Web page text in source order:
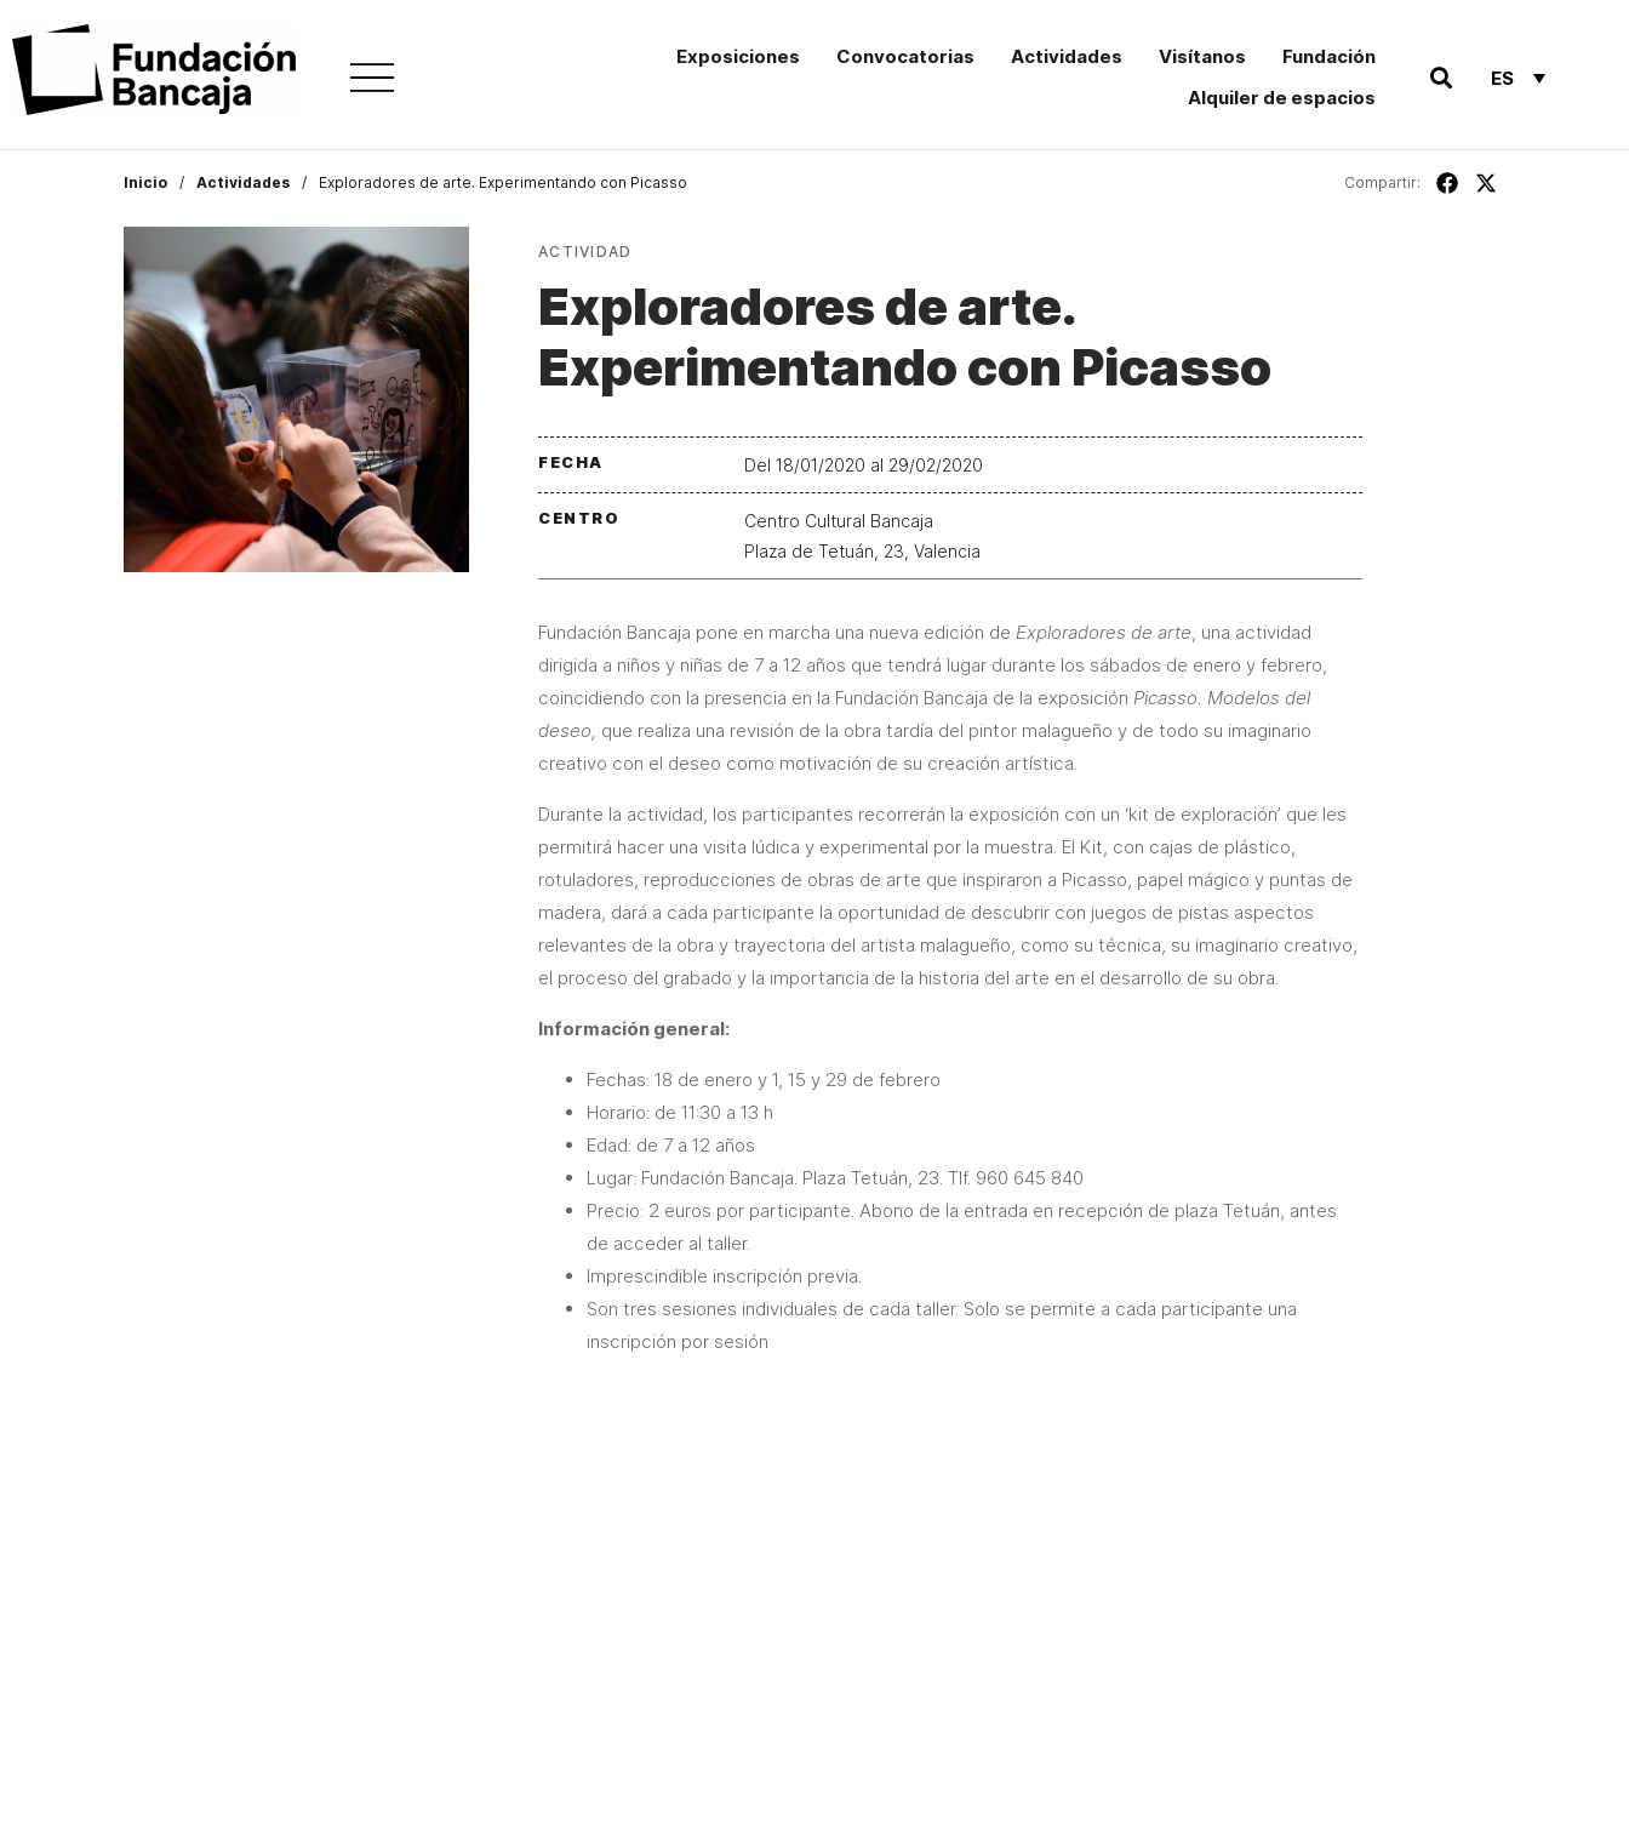
Exposiciones Convocatorias Actividades Visítanos
Fundación
Alquiler de espacios
ES
Inicio Actividades Exploradores de arte. Experimentando con Picasso Compartir:
ACTIVIDAD
Exploradores de arte.
Experimentando con Picasso
FECHA Del 18/01/2020 al 29/02/2020
CENTRO
Centro Cultural Bancaja
Plaza de Tetuán, 23, Valencia
Fundación Bancaja pone en marcha una nueva edición de Exploradores de arte, una actividad
dirigida a niños y niñas de 7 a 12 años que tendrá lugar durante los sábados de enero y febrero,
coincidiendo con la presencia en la Fundación Bancaja de la exposición Picasso. Modelos del
deseo, que realiza una revisión de la obra tardía del pintor malagueño y de todo su imaginario
creativo con el deseo como motivación de su creación artística.
Durante la actividad, los participantes recorrerán la exposición con un ‘kit de exploración’ que les
permitirá hacer una visita lúdica y experimental por la muestra. El Kit, con cajas de plástico,
rotuladores, reproducciones de obras de arte que inspiraron a Picasso, papel mágico y puntas de
madera, dará a cada participante la oportunidad de descubrir con juegos de pistas aspectos
relevantes de la obra y trayectoria del artista malagueño, como su técnica, su imaginario creativo,
el proceso del grabado y la importancia de la historia del arte en el desarrollo de su obra.
Información general:
Fechas: 18 de enero y 1, 15 y 29 de febrero
Horario: de 11:30 a 13 h
Edad: de 7 a 12 años
Lugar: Fundación Bancaja. Plaza Tetuán, 23. Tlf. 960 645 840
Precio: 2 euros por participante. Abono de la entrada en recepción de plaza Tetuán, antes
de acceder al taller.
Imprescindible inscripción previa.
Son tres sesiones individuales de cada taller. Solo se permite a cada participante una
inscripción por sesión